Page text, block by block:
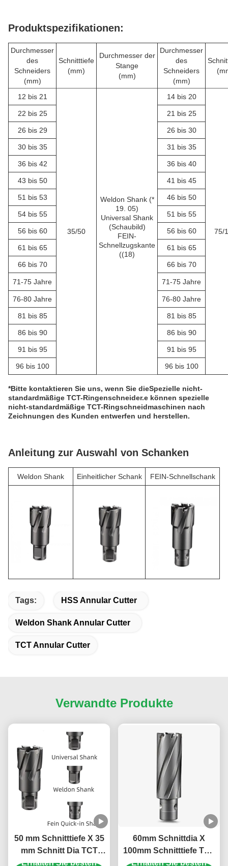
Produktspezifikationen:
Durchmesser
des
Schneiders
(mm)
Schnitttiefe
(mm)
Durchmesser der
Stange
(mm)
Durchmesser
des
Schneiders
(mm)
12 bis 21
35/50
Weldon Shank (*
19. 05)
Universal Shank
(Schaubild)
FEIN-
Schnellzugskante
((18)
14 bis 20
75/
22 bis 25 21 bis 25
26 bis 29 26 bis 30
30 bis 35 31 bis 35
36 bis 42 36 bis 40
43 bis 50 41 bis 45
51 bis 53 46 bis 50
54 bis 55 51 bis 55
56 bis 60 56 bis 60
61 bis 65 61 bis 65
66 bis 70 66 bis 70
71-75 Jahre 71-75 Jahre
76-80 Jahre 76-80 Jahre
81 bis 85 81 bis 85
86 bis 90 86 bis 90
91 bis 95 91 bis 95
96 bis 100 96 bis 100
*Bitte kontaktieren Sie uns, wenn Sie dieSpezielle nicht-
standardmäßige TCT-Ringenschneider.e können spezielle
nicht-standardmäßige TCT-Ringschneidmaschinen nach
Zeichnungen des Kunden entwerfen und herstellen.
Anleitung zur Auswahl von Schanken
Weldon Shank Einheitlicher Schank FEIN-Schnellschank
Tags: HSS Annular Cutter
Weldon Shank Annular Cutter
TCT Annular Cutter
Verwandte Produkte
50 mm Schnitttiefe X 35
mm Schnitt Dia TCT
Ringschneider mit
Erhalten Sie besten
60mm Schnittdia X
100mm Schnitttiefe TCT
Ringschneider 18mm
Erhalten Sie besten